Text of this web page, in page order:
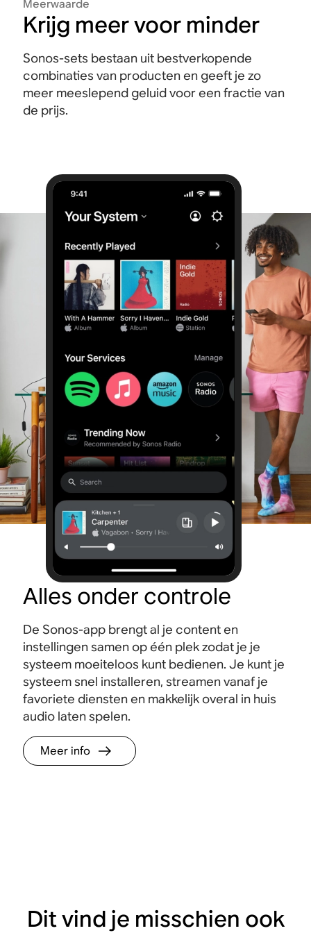
Meerwaarde
Krijg meer voor minder
Sonos-sets bestaan uit bestverkopende
combinaties van producten en geeft je zo
meer meeslepend geluid voor een fractie van
de prijs.
Alles onder controle
De Sonos-app brengt al je content en
instellingen samen op één plek zodat je je
systeem moeiteloos kunt bedienen. Je kunt je
systeem snel installeren, streamen vanaf je
favoriete diensten en makkelijk overal in huis
audio laten spelen.
Meer info
Dit vind je misschien ook